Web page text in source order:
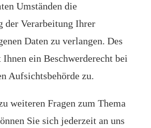
Umständen die
der Verarbeitung Ihrer
Daten zu verlangen. Des
Ihnen ein Beschwerderecht bei
Aufsichtsbehörde zu.
weiteren Fragen zum Thema
Sie sich jederzeit an uns